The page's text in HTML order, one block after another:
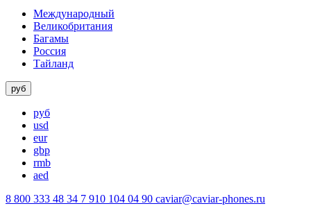
Международный
Великобритания
Багамы
Россия
Тайланд
руб
руб
usd
eur
gbp
rmb
aed
8 800 333 48 34 7 910 104 04 90 caviar@caviar-phones.ru